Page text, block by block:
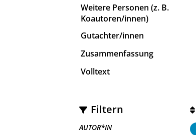
Weitere Personen (z. B.
Koautoren/innen)
Gutachter/innen
Zusammenfassung
Volltext
Filtern
AUTOR*IN